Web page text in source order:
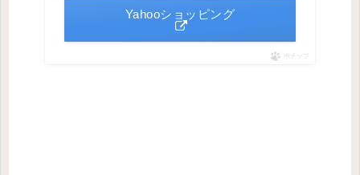
Yahooショッピング
ポチップ